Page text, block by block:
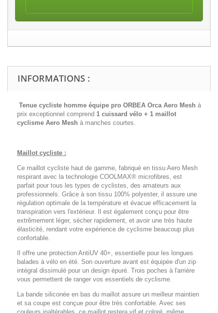
INFORMATIONS :
Tenue cycliste homme équipe pro ORBEA Orca Aero Mesh à
prix exceptionnel comprend 1 cuissard vélo + 1 maillot
cyclisme Aero Mesh à manches courtes.
Maillot cycliste :
Ce maillot cycliste haut de gamme, fabriqué en tissu Aero Mesh
respirant avec la technologie COOLMAX® microfibres, est
parfait pour tous les types de cyclistes, des amateurs aux
professionnels. Grâce à son tissu 100% polyester, il assure une
régulation optimale de la température et évacue efficacement la
transpiration vers l'extérieur. Il est également conçu pour être
extrêmement léger, sécher rapidement, et avoir une très haute
élasticité, rendant votre expérience de cyclisme beaucoup plus
confortable.
Il offre une protection AntiUV 40+, essentielle pour les longues
balades à vélo en été. Son ouverture avant est équipée d'un zip
intégral dissimulé pour un design épuré. Trois poches à l'arrière
vous permettent de ranger vos essentiels de cyclisme.
La bande siliconée en bas du maillot assure un meilleur maintien
et sa coupe est conçue pour être très confortable. Avec ses